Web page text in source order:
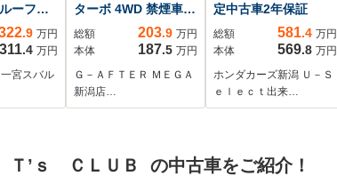
ーフ
純正
全周囲
ステ
ター
ー メ
ライト
.9 万円
311.4 万円
宮スバル
ターボ 4WD 禁煙車
純正ナビ バックカ
メラ フルセグTV
レーンアシスト ク
リアランスソナー
オートマチックハイ
ーキ 3列シート
総額 203.9 万円
本体
187.5 万円
Ｇ－ＡＦＴＥＲ ＭＥＧＡ
新潟店…
定中古車2年保証
総額 581.4 万円
本体
569.8 万円
ホンダカーズ新潟 Ｕ－Ｓ
ｅｌｅｃｔ出来…
Ｔ’ｓ ＣＬＵＢ の中古車をご紹介！